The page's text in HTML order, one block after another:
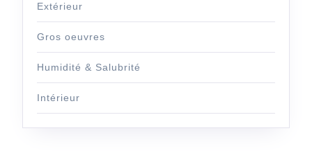
Extérieur
Gros oeuvres
Humidité & Salubrité
Intérieur